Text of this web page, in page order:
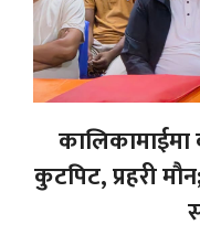
कालिकामाईमा
कुटपिट, प्रहरी